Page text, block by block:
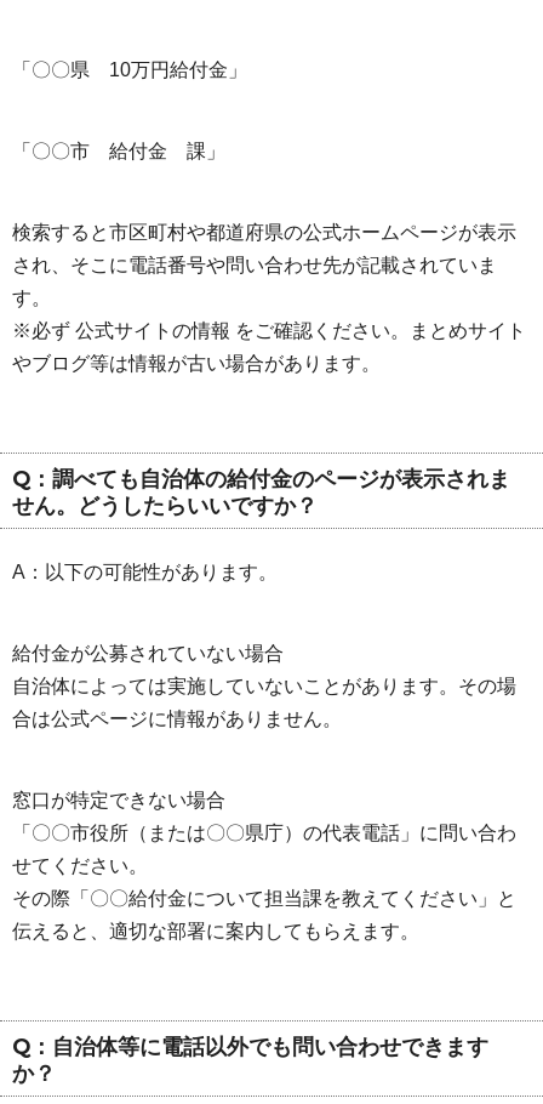
「〇〇県 10万円給付金」
「〇〇市 給付金 課」
検索すると市区町村や都道府県の公式ホームページが表示
され、そこに電話番号や問い合わせ先が記載されていま
す。
※必ず 公式サイトの情報 をご確認ください。まとめサイト
やブログ等は情報が古い場合があります。
Q：調べても自治体の給付金のページが表示されま
せん。どうしたらいいですか？
A：以下の可能性があります。
給付金が公募されていない場合
自治体によっては実施していないことがあります。その場
合は公式ページに情報がありません。
窓口が特定できない場合
「〇〇市役所（または〇〇県庁）の代表電話」に問い合わ
せてください。
その際「〇〇給付金について担当課を教えてください」と
伝えると、適切な部署に案内してもらえます。
Q：自治体等に電話以外でも問い合わせできます
か？